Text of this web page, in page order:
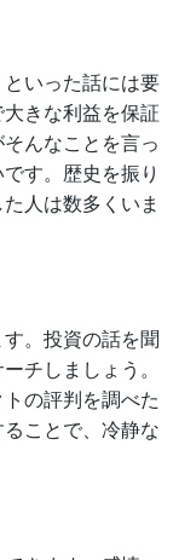
といった話には要
きな利益を保証
んなことを言っ
す。歴史を振り
人は数多くいま
。投資の話を聞
チしましょう。
の評判を調べた
ことで、冷静な